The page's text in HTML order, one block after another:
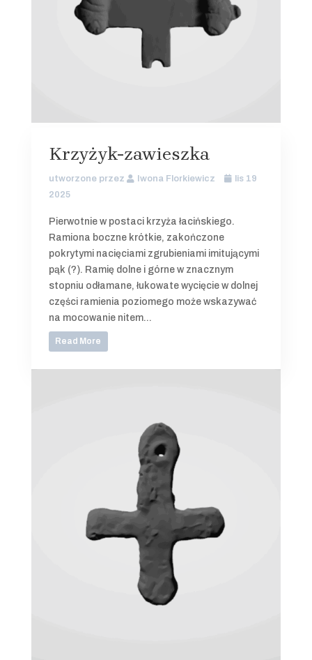
Krzyżyk-zawieszka
utworzone przez Iwona Florkiewicz
lis 19
2025
Pierwotnie w postaci krzyża łacińskiego.
Ramiona boczne krótkie, zakończone
pokrytymi nacięciami zgrubieniami imitującymi
pąk (?). Ramię dolne i górne w znacznym
stopniu odłamane, łukowate wycięcie w dolnej
części ramienia poziomego może wskazywać
na mocowanie nitem...
Read More